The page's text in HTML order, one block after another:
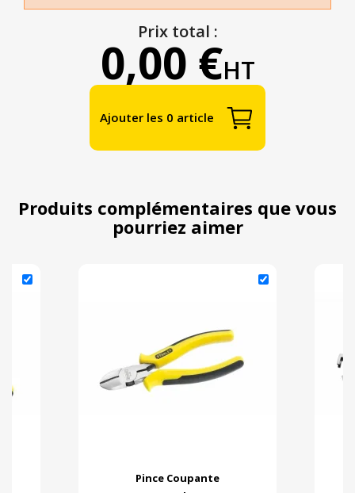
Prix total :
0,00 €HT
Ajouter les 0 article
Produits complémentaires que vous
pourriez aimer
Pince Coupante